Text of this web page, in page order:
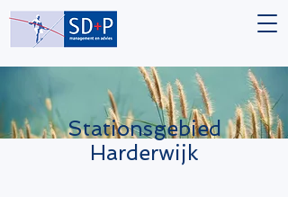
Stationsgebied
Harderwijk